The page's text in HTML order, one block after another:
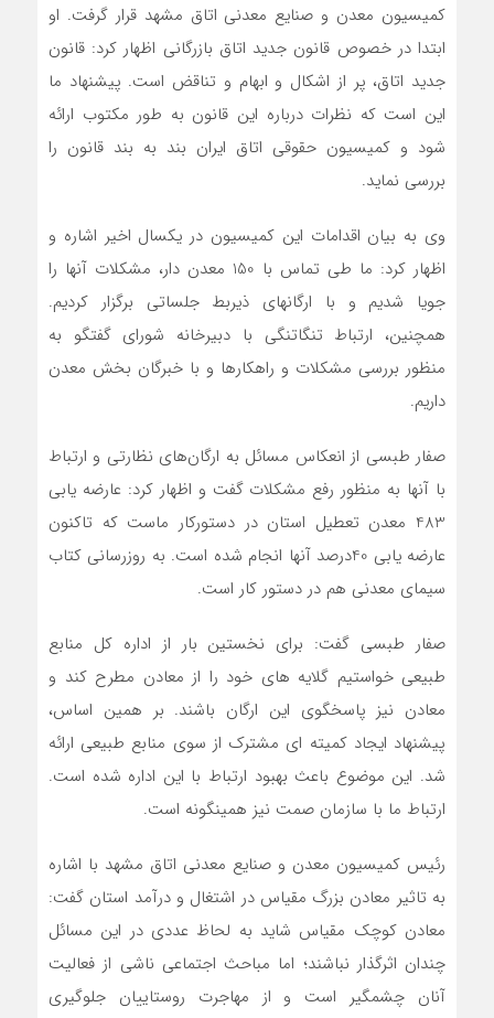
کمیسیون معدن و صنایع معدنی اتاق مشهد قرار گرفت. او
ابتدا در خصوص قانون جدید اتاق بازرگانی اظهار کرد: قانون
جدید اتاق، پر از اشکال و ابهام و تناقض است. پیشنهاد ما
این است که نظرات درباره این قانون به طور مکتوب ارائه
شود و کمیسیون حقوقی اتاق ایران بند به بند قانون را
بررسی نماید.
وی به بیان اقدامات این کمیسیون در یکسال اخیر اشاره و
اظهار کرد: ما طی تماس با 150 معدن دار، مشکلات آنها را
جویا شدیم و با ارگانهای ذیربط جلساتی برگزار کردیم.
همچنین، ارتباط تنگاتنگی با دبیرخانه شورای گفتگو به
منظور بررسی مشکلات و راهکارها و با خبرگان بخش معدن
داریم.
صفار طبسی از انعکاس مسائل به ارگان‌های نظارتی و ارتباط
با آنها به منظور رفع مشکلات گفت و اظهار کرد: عارضه یابی
483 معدن تعطیل استان در دستورکار ماست که تاکنون
عارضه یابی 40درصد آنها انجام شده است. به روزرسانی کتاب
سیمای معدنی هم در دستور کار است.
صفار طبسی گفت: برای نخستین بار از اداره کل منابع
طبیعی خواستیم گلایه های خود را از معادن مطرح کند و
معادن نیز پاسخگوی این ارگان باشند. بر همین اساس،
پیشنهاد ایجاد کمیته ای مشترک از سوی منابع طبیعی ارائه
شد. این موضوع باعث بهبود ارتباط با این اداره شده است.
ارتباط ما با سازمان صمت نیز همینگونه است.
رئیس کمیسیون معدن و صنایع معدنی اتاق مشهد با اشاره
به تاثیر معادن بزرگ مقیاس در اشتغال و درآمد استان گفت:
معادن کوچک مقیاس شاید به لحاظ عددی در این مسائل
چندان اثرگذار نباشند؛ اما مباحث اجتماعی ناشی از فعالیت
آنان چشمگیر است و از مهاجرت روستاییان جلوگیری